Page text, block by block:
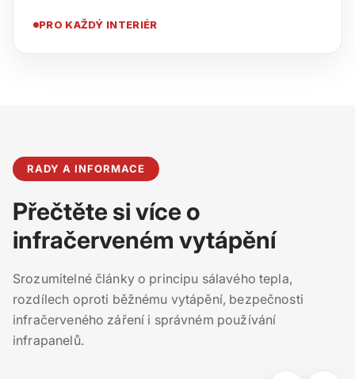
PRO KAŽDÝ INTERIÉR
RADY A INFORMACE
Přečtěte si více o
infračerveném vytápění
Srozumitelné články o principu sálavého tepla,
rozdílech oproti běžnému vytápění, bezpečnosti
infračerveného záření i správném používání
infrapanelů.